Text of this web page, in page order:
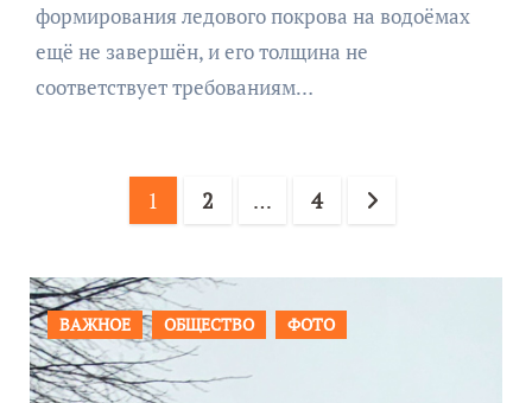
формирования ледового покрова на водоёмах
ещё не завершён, и его толщина не
соответствует требованиям…
Пагинация
1 2 … 4
ПРОИСШЕСТВИЯ ФОТО